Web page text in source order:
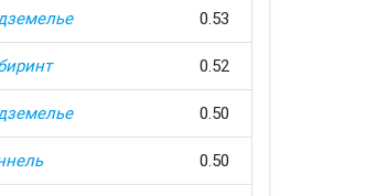
0.53
0.52
0.50
0.50